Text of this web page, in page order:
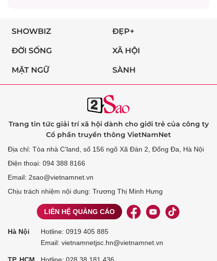
SHOWBIZ ĐẸP+
ĐỜI SỐNG XÃ HỘI
MẬT NGỮ SÀNH
Trang tin tức giải trí xã hội dành cho giới trẻ của công ty
Cổ phần truyền thông VietNamNet
Địa chỉ: Tòa nhà C’land, số 156 ngõ Xã Đàn 2, Đống Đa, Hà Nội
Điện thoại: 094 388 8166
Email: 2sao@vietnamnet.vn
Chịu trách nhiệm nội dung: Trương Thị Minh Hưng
LIÊN HỆ QUẢNG CÁO
Hà Nội Hotline: 0919 405 885
Email: vietnamnetjsc.hn@vietnamnet.vn